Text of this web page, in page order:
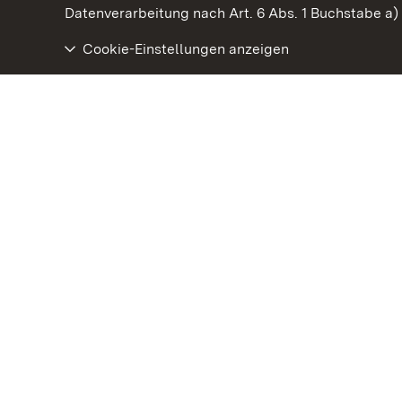
Datenverarbeitung nach Art. 6 Abs. 1 Buchstabe a)
Cookie-Einstellungen anzeigen